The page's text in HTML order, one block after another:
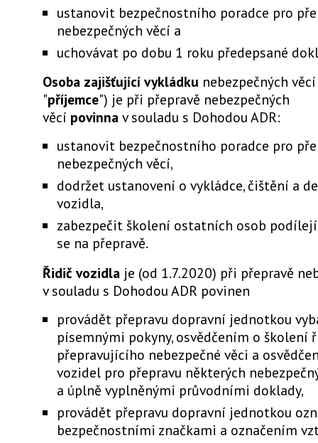
ustanovit bezpečnostního poradce pro
nebezpečných věcí a
uchovávat po dobu 1 roku předepsané
Osoba zajišťující vykládku nebezpečných
"příjemce") je při přepravě nebezpečných
věcí povinna v souladu s Dohodou ADR:
ustanovit bezpečnostního poradce pro
nebezpečných věcí,
dodržet ustanovení o vykládce, čištění a
vozidla,
zabezpečit školení ostatních osob
se na přepravě.
Řidič vozidla je (od 1.7.2020) při přepravě
v souladu s Dohodou ADR povinen
provádět přepravu dopravní jednotkou
písemnými pokyny, osvědčením o školení
přepravujícího nebezpečné věci a
vozidel pro přepravu některých
a úplně vyplněnými průvodními doklady,
provádět přepravu dopravní jednotkou
bezpečnostními značkami a označením